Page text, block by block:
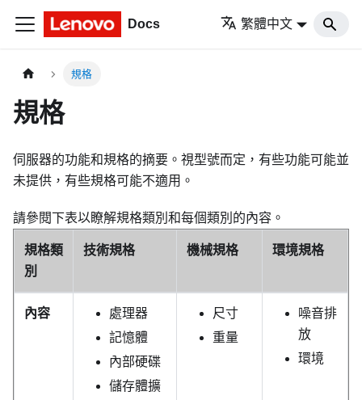
Docs 繁體中文
規格
規格
伺服器的功能和規格的摘要。視型號而定，有些功能可能並
未提供，有些規格可能不適用。
請參閱下表以瞭解規格類別和每個類別的內容。
規格類
別
技術規格 機械規格 環境規格
內容
處理器
記憶體
內部硬碟
儲存體擴
尺寸
重量
噪音排
放
環境